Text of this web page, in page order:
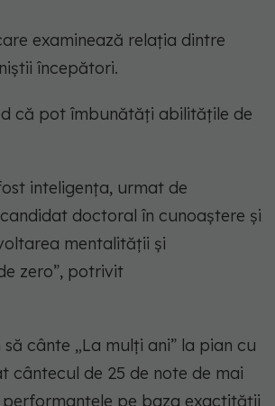
examinează relația dintre
începători.
că pot îmbunătăți abilitățile de
inteligența, urmat de
doctoral în cunoaștere și
mentalității și
zero”, potrivit
cânte „La mulți ani” la pian cu
cântecul de 25 de note de mai
pe baza exactității